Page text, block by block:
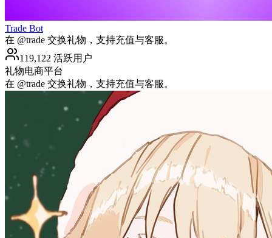
Trade Bot
在 @trade 交换礼物，支持充值与客服。
119,122 活跃用户
礼物电商平台
在 @trade 交换礼物，支持充值与客服。